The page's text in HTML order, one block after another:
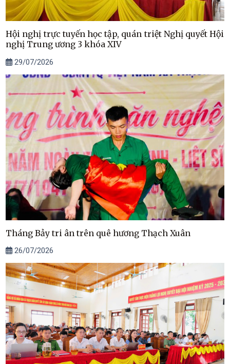
Hội nghị trực tuyến học tập, quán triệt Nghị quyết Hội
nghị Trung ương 3 khóa XIV
29/07/2026
Tháng Bảy tri ân trên quê hương Thạch Xuân
26/07/2026